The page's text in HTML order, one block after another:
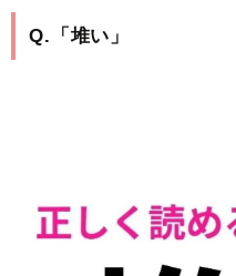
Q.「堆い」